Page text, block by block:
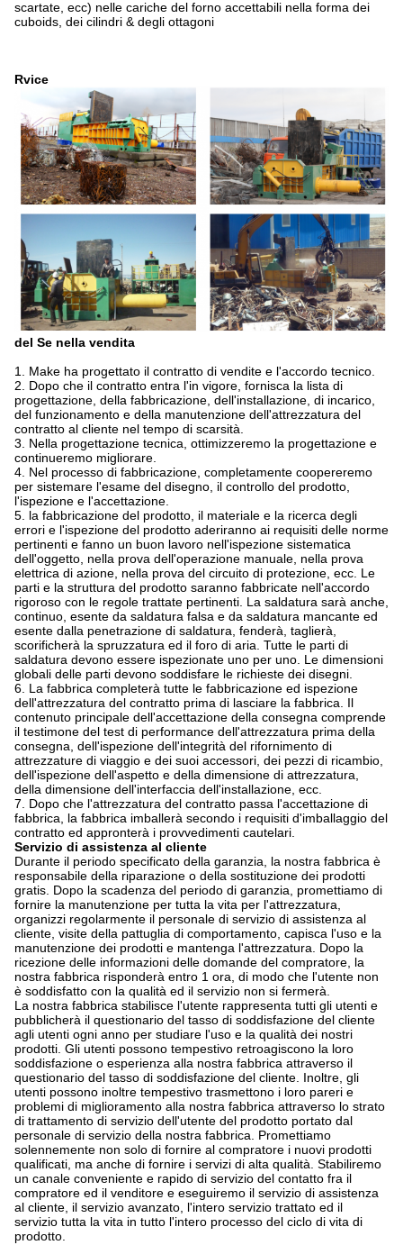
scartate, ecc) nelle cariche del forno accettabili nella forma dei
cuboids, dei cilindri & degli ottagoni
Rvice
del Se nella vendita
1. Make ha progettato il contratto di vendite e l'accordo tecnico.
2. Dopo che il contratto entra l'in vigore, fornisca la lista di
progettazione, della fabbricazione, dell'installazione, di incarico,
del funzionamento e della manutenzione dell'attrezzatura del
contratto al cliente nel tempo di scarsità.
3. Nella progettazione tecnica, ottimizzeremo la progettazione e
continueremo migliorare.
4. Nel processo di fabbricazione, completamente coopereremo
per sistemare l'esame del disegno, il controllo del prodotto,
l'ispezione e l'accettazione.
5. la fabbricazione del prodotto, il materiale e la ricerca degli
errori e l'ispezione del prodotto aderiranno ai requisiti delle norme
pertinenti e fanno un buon lavoro nell'ispezione sistematica
dell'oggetto, nella prova dell'operazione manuale, nella prova
elettrica di azione, nella prova del circuito di protezione, ecc. Le
parti e la struttura del prodotto saranno fabbricate nell'accordo
rigoroso con le regole trattate pertinenti. La saldatura sarà anche,
continuo, esente da saldatura falsa e da saldatura mancante ed
esente dalla penetrazione di saldatura, fenderà, taglierà,
scorificherà la spruzzatura ed il foro di aria. Tutte le parti di
saldatura devono essere ispezionate uno per uno. Le dimensioni
globali delle parti devono soddisfare le richieste dei disegni.
6. La fabbrica completerà tutte le fabbricazione ed ispezione
dell'attrezzatura del contratto prima di lasciare la fabbrica. Il
contenuto principale dell'accettazione della consegna comprende
il testimone del test di performance dell'attrezzatura prima della
consegna, dell'ispezione dell'integrità del rifornimento di
attrezzature di viaggio e dei suoi accessori, dei pezzi di ricambio,
dell'ispezione dell'aspetto e della dimensione di attrezzatura,
della dimensione dell'interfaccia dell'installazione, ecc.
7. Dopo che l'attrezzatura del contratto passa l'accettazione di
fabbrica, la fabbrica imballerà secondo i requisiti d'imballaggio del
contratto ed appronterà i provvedimenti cautelari.
Servizio di assistenza al cliente
Durante il periodo specificato della garanzia, la nostra fabbrica è
responsabile della riparazione o della sostituzione dei prodotti
gratis. Dopo la scadenza del periodo di garanzia, promettiamo di
fornire la manutenzione per tutta la vita per l'attrezzatura,
organizzi regolarmente il personale di servizio di assistenza al
cliente, visite della pattuglia di comportamento, capisca l'uso e la
manutenzione dei prodotti e mantenga l'attrezzatura. Dopo la
ricezione delle informazioni delle domande del compratore, la
nostra fabbrica risponderà entro 1 ora, di modo che l'utente non
è soddisfatto con la qualità ed il servizio non si fermerà.
La nostra fabbrica stabilisce l'utente rappresenta tutti gli utenti e
pubblicherà il questionario del tasso di soddisfazione del cliente
agli utenti ogni anno per studiare l'uso e la qualità dei nostri
prodotti. Gli utenti possono tempestivo retroagiscono la loro
soddisfazione o esperienza alla nostra fabbrica attraverso il
questionario del tasso di soddisfazione del cliente. Inoltre, gli
utenti possono inoltre tempestivo trasmettono i loro pareri e
problemi di miglioramento alla nostra fabbrica attraverso lo strato
di trattamento di servizio dell'utente del prodotto portato dal
personale di servizio della nostra fabbrica. Promettiamo
solennemente non solo di fornire al compratore i nuovi prodotti
qualificati, ma anche di fornire i servizi di alta qualità. Stabiliremo
un canale conveniente e rapido di servizio del contatto fra il
compratore ed il venditore e eseguiremo il servizio di assistenza
al cliente, il servizio avanzato, l'intero servizio trattato ed il
servizio tutta la vita in tutto l'intero processo del ciclo di vita di
prodotto.